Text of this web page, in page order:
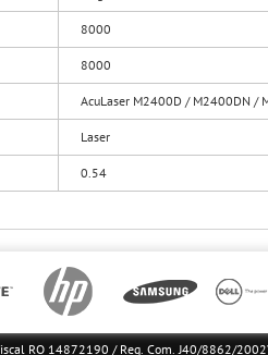
8000
8000
AcuLaser M2400D / M2400DN /
Laser
0.54
RO 14872190 / Reg. Com. J40/8862/